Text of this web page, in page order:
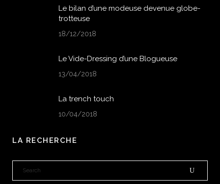
Le bilan d’une modeuse devenue globe-
trotteuse
18/12/2018
Le Vide-Dressing d’une Blogueuse
13/04/2018
La trench touch
10/04/2018
LA RECHERCHE